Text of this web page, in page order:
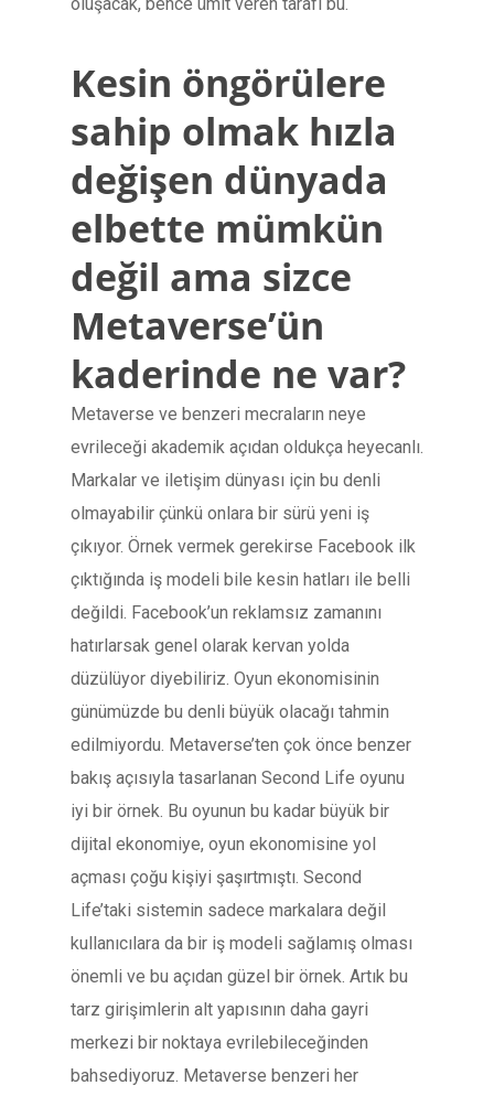
Kesin öngörülere
sahip olmak hızla
değişen dünyada
elbette mümkün
değil ama sizce
Metaverse’ün
kaderinde ne var?
Metaverse ve benzeri mecraların neye
evrileceği akademik açıdan oldukça heyecanlı.
Markalar ve iletişim dünyası için bu denli
olmayabilir çünkü onlara bir sürü yeni iş
çıkıyor. Örnek vermek gerekirse Facebook ilk
çıktığında iş modeli bile kesin hatları ile belli
değildi. Facebook’un reklamsız zamanını
hatırlarsak genel olarak kervan yolda
düzülüyor diyebiliriz. Oyun ekonomisinin
günümüzde bu denli büyük olacağı tahmin
edilmiyordu. Metaverse’ten çok önce benzer
bakış açısıyla tasarlanan Second Life oyunu
iyi bir örnek. Bu oyunun bu kadar büyük bir
dijital ekonomiye, oyun ekonomisine yol
açması çoğu kişiyi şaşırtmıştı. Second
Life’taki sistemin sadece markalara değil
kullanıcılara da bir iş modeli sağlamış olması
önemli ve bu açıdan güzel bir örnek. Artık bu
tarz girişimlerin alt yapısının daha gayri
merkezi bir noktaya evrilebileceğinden
bahsediyoruz. Metaverse benzeri her